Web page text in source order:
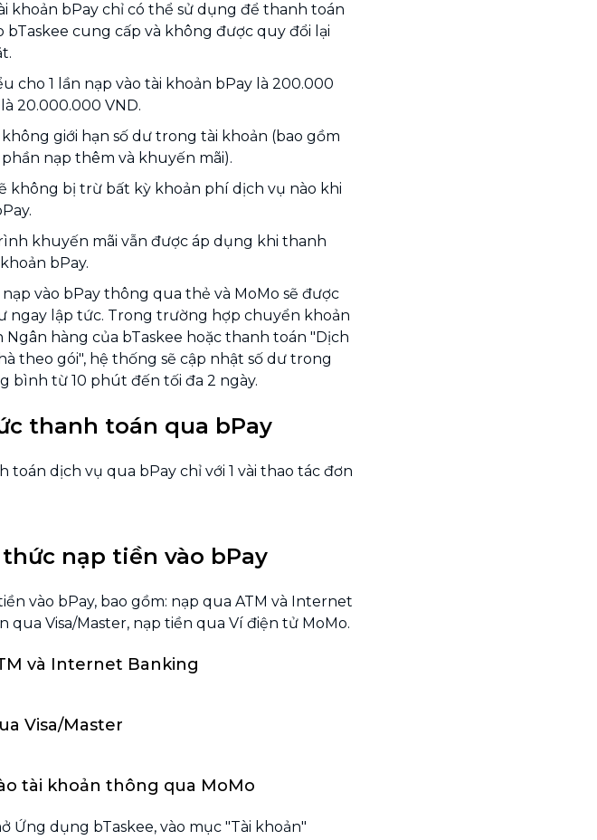
khoản bPay chỉ có thể sử dụng để thanh toán
bTaskee cung cấp và không được quy đổi lại
cho 1 lần nạp vào tài khoản bPay là 200.000
20.000.000 VND.
không giới hạn số dư trong tài khoản (bao gồm
phần nạp thêm và khuyến mãi).
không bị trừ bất kỳ khoản phí dịch vụ nào khi
khuyến mãi vẫn được áp dụng khi thanh
bPay.
vào bPay thông qua thẻ và MoMo sẽ được
ngay lập tức. Trong trường hợp chuyển khoản
Ngân hàng của bTaskee hoặc thanh toán "Dịch
theo gói", hệ thống sẽ cập nhật số dư trong
bình từ 10 phút đến tối đa 2 ngày.
thanh toán qua bPay
toán dịch vụ qua bPay chỉ với 1 vài thao tác đơn
nạp tiền vào bPay
vào bPay, bao gồm: nạp qua ATM và Internet
qua Visa/Master, nạp tiền qua Ví điện tử MoMo.
và Internet Banking
Visa/Master
tài khoản thông qua MoMo
Ứng dụng bTaskee, vào mục "Tài khoản"